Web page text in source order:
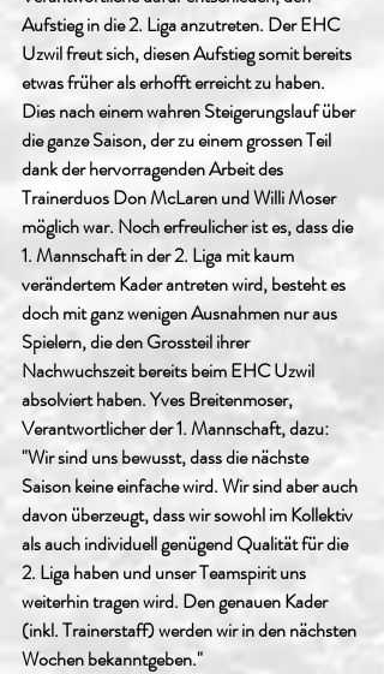
Aufstieg in die 2. Liga anzutreten. Der EHC
Uzwil freut sich, diesen Aufstieg somit bereits
etwas früher als erhofft erreicht zu haben.
Dies nach einem wahren Steigerungslauf über
die ganze Saison, der zu einem grossen Teil
dank der hervorragenden Arbeit des
Trainerduos Don McLaren und Willi Moser
möglich war. Noch erfreulicher ist es, dass die
1. Mannschaft in der 2. Liga mit kaum
verändertem Kader antreten wird, besteht es
doch mit ganz wenigen Ausnahmen nur aus
Spielern, die den Grossteil ihrer
Nachwuchszeit bereits beim EHC Uzwil
absolviert haben. Yves Breitenmoser,
Verantwortlicher der 1. Mannschaft, dazu:
"Wir sind uns bewusst, dass die nächste
Saison keine einfache wird. Wir sind aber auch
davon überzeugt, dass wir sowohl im Kollektiv
als auch individuell genügend Qualität für die
2. Liga haben und unser Teamspirit uns
weiterhin tragen wird. Den genauen Kader
(inkl. Trainerstaff) werden wir in den nächsten
Wochen bekanntgeben."